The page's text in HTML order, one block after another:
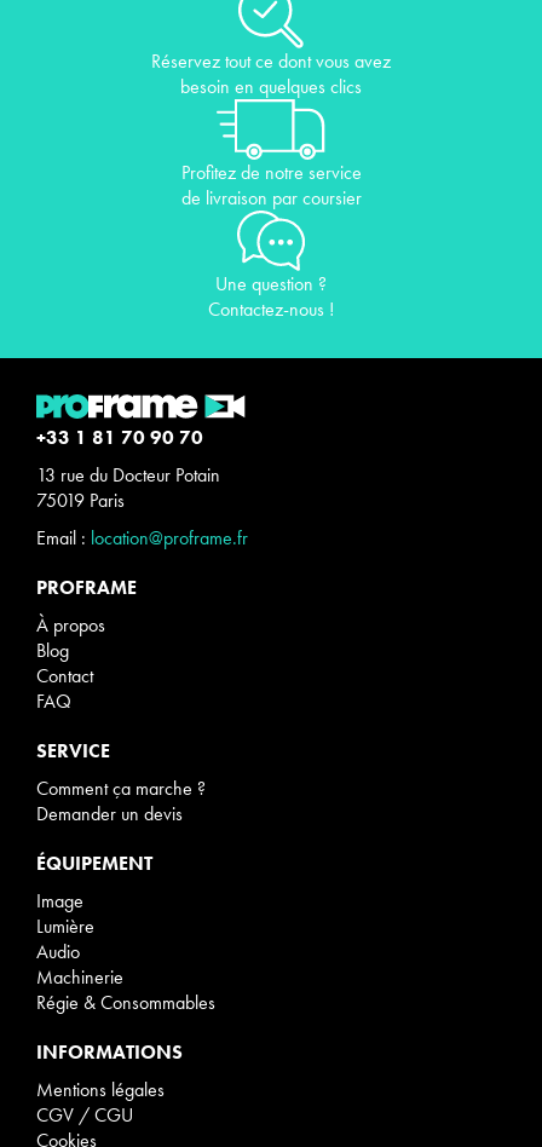
Réservez tout ce dont vous avez
besoin en quelques clics
Profitez de notre service
de livraison par coursier
Une question ?
Contactez-nous !
+33 1 81 70 90 70
13 rue du Docteur Potain
75019 Paris
Email : location@proframe.fr
PROFRAME
À propos
Blog
Contact
FAQ
SERVICE
Comment ça marche ?
Demander un devis
ÉQUIPEMENT
Image
Lumière
Audio
Machinerie
Régie & Consommables
INFORMATIONS
Mentions légales
CGV / CGU
Cookies